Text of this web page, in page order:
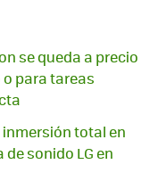
se queda a precio
para tareas
total en
sonido LG en